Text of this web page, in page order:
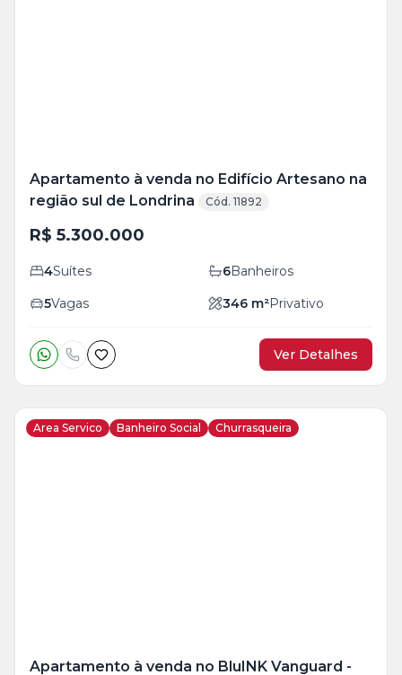
Apartamento à venda no Edifício Artesano na
região sul de Londrina
Cód. 11892
R$ 5.300.000
4Suítes 6Banheiros
5Vagas 346 m²Privativo
Ver Detalhes
Area Servico Banheiro Social Churrasqueira
Apartamento à venda no BluINK Vanguard -